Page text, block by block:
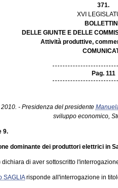
371.
XVI
DELLE GIUNTE E DELLE
Attività produttive,
Pag. 111
- Presidenza del presidente
sviluppo economico,
9.
dominante dei produttori elettrici in
dichiara di aver sottoscritto
SAGLIArisponde all'interrogazione in